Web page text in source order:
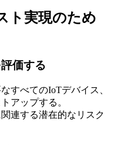
ト実現のため
価する
すべてのIoTデバイス、
アップする。
関連する潜在的なリスク